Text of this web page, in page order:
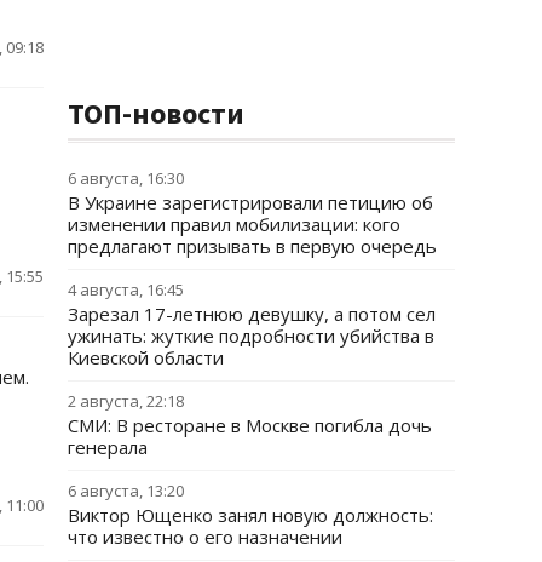
09:18
11:00
ТОП-новости
6 августа, 16:30
В Украине зарегистрировали петицию об
изменении правил мобилизации: кого
предлагают призывать в первую очередь
4 августа, 16:45
Зарезал 17-летнюю девушку, а потом сел
ужинать: жуткие подробности убийства в
Киевской области
2 августа, 22:18
СМИ: В ресторане в Москве погибла дочь
генерала
6 августа, 13:20
Виктор Ющенко занял новую должность:
что известно о его назначении